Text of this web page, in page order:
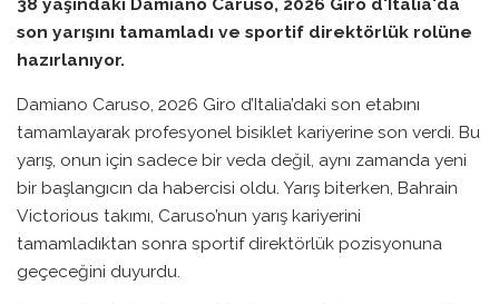
son yarışını tamamladı ve sportif direktörlük rolüne
hazırlanıyor.
Damiano Caruso, 2026 Giro d’Italia’daki son etabını
tamamlayarak profesyonel bisiklet kariyerine son verdi. Bu
yarış, onun için sadece bir veda değil, aynı zamanda yeni
bir başlangıcın da habercisi oldu. Yarış biterken, Bahrain
Victorious takımı, Caruso’nun yarış kariyerini
tamamladıktan sonra sportif direktörlük pozisyonuna
geçeceğini duyurdu.